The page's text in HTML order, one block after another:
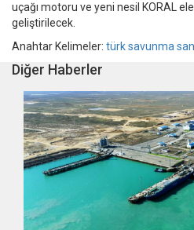
uçağı motoru ve yeni nesil KORAL
geliştirilecek.
Anahtar Kelimeler: türk savunma
Diğer Haberler